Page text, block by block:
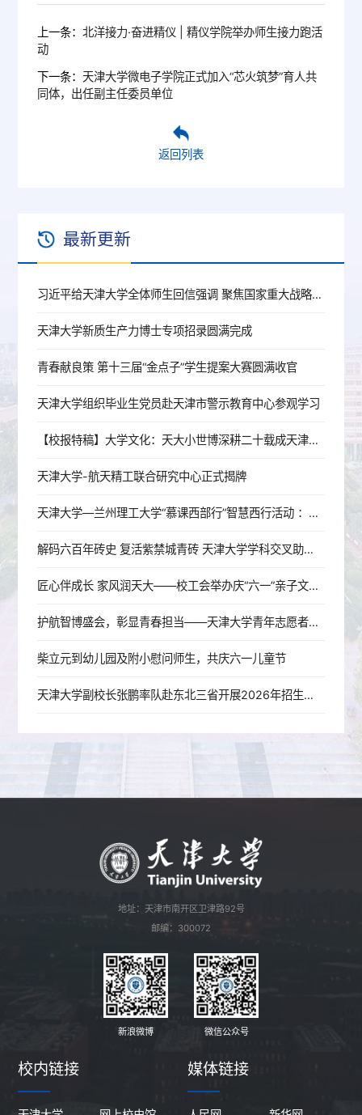
上一条：北洋接力·奋进精仪 | 精仪学院举办师生接力跑活
动
下一条： 天津大学微电子学院正式加入“芯火筑梦”育人共
同体，出任副主任委员单位
返回列表
最新更新
习近平给天津大学全体师生回信强调 聚焦国家重大战略需求提高人才培养质量 更好服务经济社会发展
天津大学新质生产力博士专项招录圆满完成
青春献良策 第十三届“金点子”学生提案大赛圆满收官
天津大学组织毕业生党员赴天津市警示教育中心参观学习
【校报特稿】大学文化：天大小世博深耕二十载成天津名片
天津大学-航天精工联合研究中心正式揭牌
天津大学—兰州理工大学“慕课西部行”智慧西行活动 ：津陇并肩，共研工程图学教学新范式
解码六百年砖史 复活紫禁城青砖 天津大学学科交叉助力临清贡砖非遗传承
匠心伴成长 家风润天大——校工会举办庆“六一”亲子文化实践活动
护航智博盛会，彰显青春担当——天津大学青年志愿者助力2026世界智能产业博览会
柴立元到幼儿园及附小慰问师生，共庆六一儿童节
天津大学副校长张鹏率队赴东北三省开展2026年招生宣传系列活动
地址：天津市南开区卫津路92号
邮编：300072
新浪微博 微信公众号
校内链接 媒体链接